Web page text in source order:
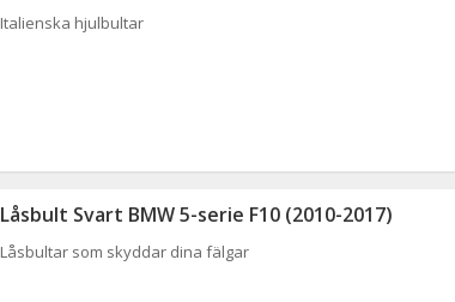
Italienska hjulbultar
Låsbult Svart BMW 5-serie F10 (2010-2017)
Låsbultar som skyddar dina fälgar